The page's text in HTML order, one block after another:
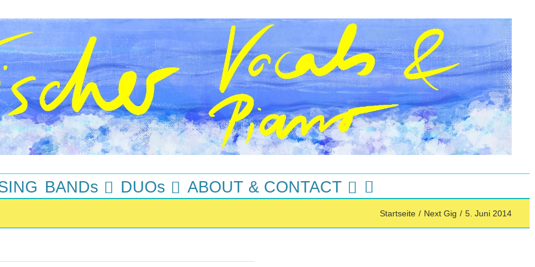
BANDs DUOs ABOUT & CONTACT
Startseite / Next Gig / 5. Juni 2014